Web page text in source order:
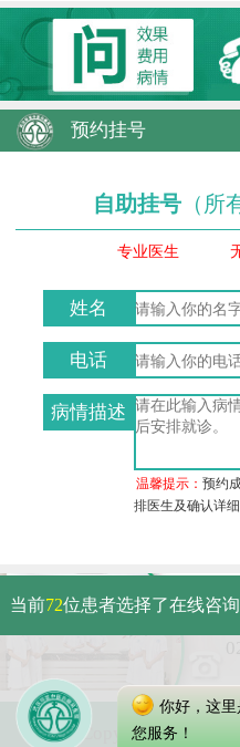
预约挂号
自助挂号 （所
专业医生
姓名
电话
病情描述
温馨提示：预约
排医生及确认详细
Copyright 2025 武
当前72位患者选择了在线咨询
你好，这
您服务！